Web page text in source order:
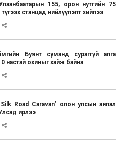
155, орон нутгийн 75
түгээх станцад нийлүүлэлт хийлээ
Буянт суманд сураггүй алга
настай охиныг хайж байна
Road Caravan" олон улсын аялал
ирлээ